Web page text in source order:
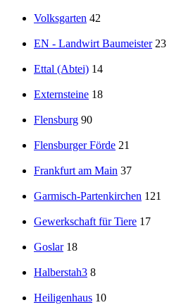
Volksgarten 42
EN - Landwirt Baumeister 23
Ettal (Abtei) 14
Externsteine 18
Flensburg 90
Flensburger Förde 21
Frankfurt am Main 37
Garmisch-Partenkirchen 121
Gewerkschaft für Tiere 17
Goslar 18
Halberstah3 8
Heiligenhaus 10